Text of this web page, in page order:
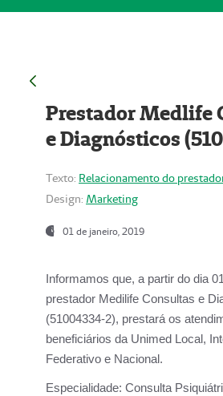
Prestador Medlife
e Diagnósticos
Texto: Relacionamento do
Design: Marketing
01 de janeiro, 2019
Informamos que, a partir do dia
prestador Medilife Consultas e
(51004334-2), prestará os
beneficiários da Unimed Local,
Federativo e Nacional.
Especialidade: Consulta